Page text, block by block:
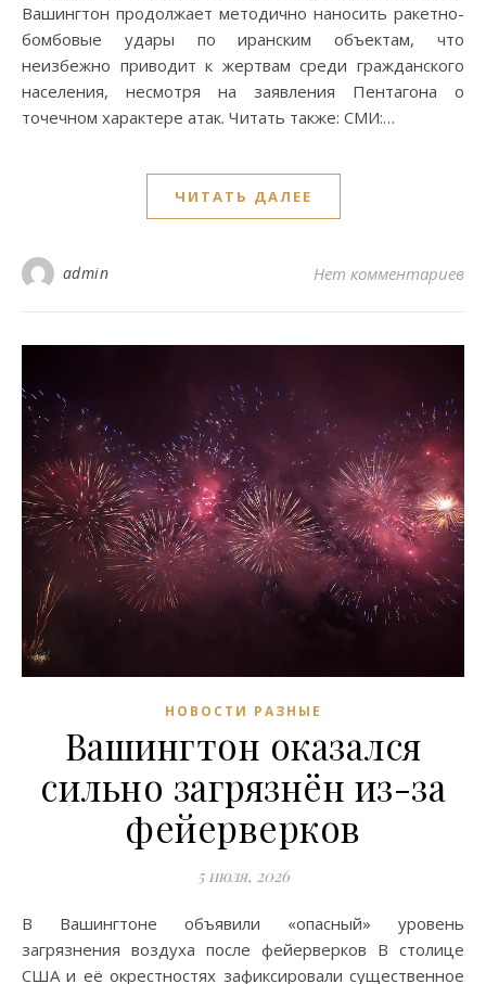
Вашингтон продолжает методично наносить ракетно-
бомбовые удары по иранским объектам, что
неизбежно приводит к жертвам среди гражданского
населения, несмотря на заявления Пентагона о
точечном характере атак. Читать также: СМИ:…
ЧИТАТЬ ДАЛЕЕ
admin Нет комментариев
НОВОСТИ РАЗНЫЕ
Вашингтон оказался
сильно загрязнён из-за
фейерверков
5 июля, 2026
В Вашингтоне объявили «опасный» уровень
загрязнения воздуха после фейерверков В столице
США и её окрестностях зафиксировали существенное